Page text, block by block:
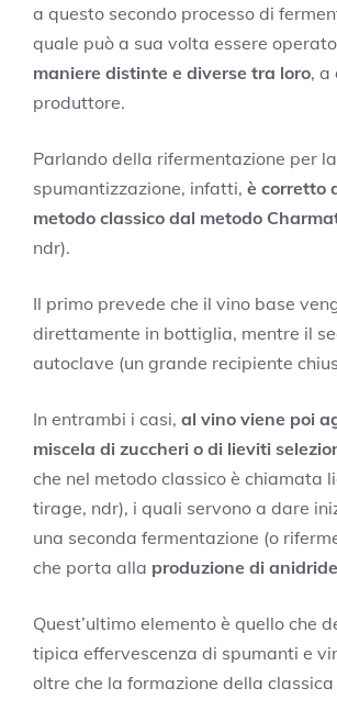
a questo secondo processo di
quale può a sua volta essere
maniere distinte e diverse tra loro, a
produttore.
Parlando della rifermentazione per la
spumantizzazione, infatti, è corretto
metodo classico dal metodo
ndr).
Il primo prevede che il vino base
direttamente in bottiglia, mentre il
autoclave (un grande recipiente
In entrambi i casi, al vino viene poi
miscela di zuccheri o di lieviti
che nel metodo classico è chiamata
tirage, ndr), i quali servono a dare
una seconda fermentazione (o
che porta alla produzione di
Quest’ultimo elemento è quello che
tipica effervescenza di spumanti e
oltre che la formazione della